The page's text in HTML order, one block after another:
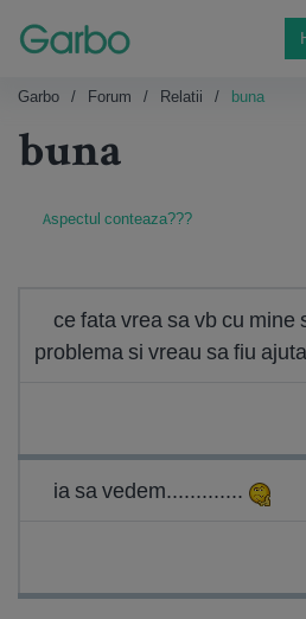
Garbo Forum Relatii buna
buna
Aspectul conteaza???
ce fata vrea sa vb cu mine
problema si vreau sa fiu
ia sa vedem.............